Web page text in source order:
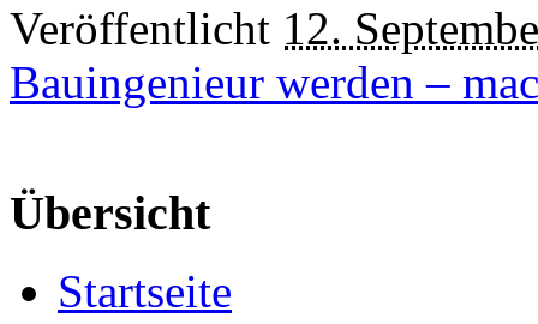
Veröffentlicht 12.
Bauingenieur werden –
Übersicht
Startseite